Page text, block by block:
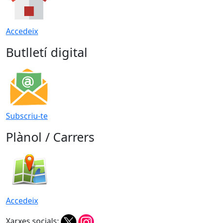
Accedeix
Butlletí digital
Subscriu-te
Plànol / Carrers
Accedeix